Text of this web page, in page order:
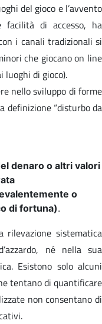
del gioco e l’avvento
di accesso, ha
i canali tradizionali si
che giocano on line
luoghi di gioco).
nello sviluppo di forme
definizione “disturbo da
denaro o altri valori
o
di fortuna).
sistematica
né nella sua
Esistono solo alcuni
tentano di quantificare
non consentano di